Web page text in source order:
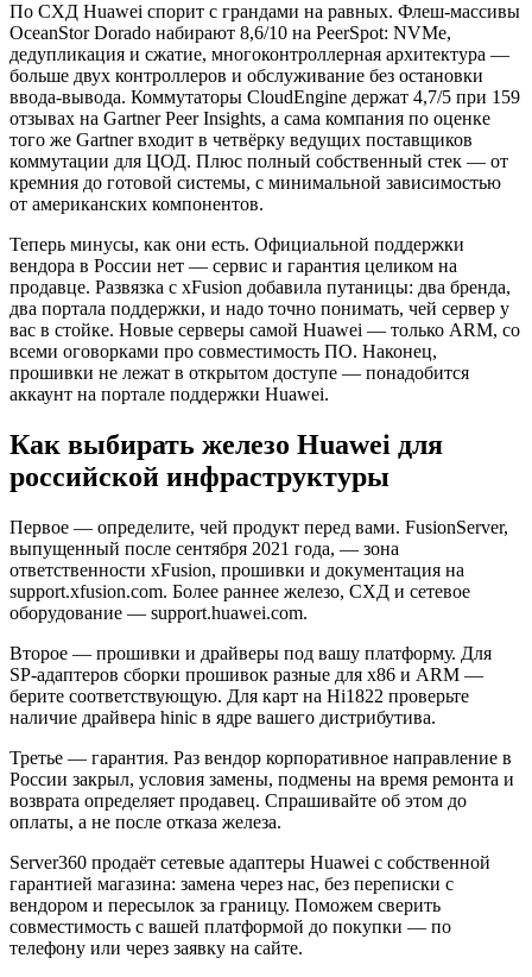
По СХД Huawei спорит с грандами на равных. Флеш-массивы
OceanStor Dorado набирают 8,6/10 на PeerSpot: NVMe,
дедупликация и сжатие, многоконтроллерная архитектура —
больше двух контроллеров и обслуживание без остановки
ввода-вывода. Коммутаторы CloudEngine держат 4,7/5 при 159
отзывах на Gartner Peer Insights, а сама компания по оценке
того же Gartner входит в четвёрку ведущих поставщиков
коммутации для ЦОД. Плюс полный собственный стек — от
кремния до готовой системы, с минимальной зависимостью
от американских компонентов.
Теперь минусы, как они есть. Официальной поддержки
вендора в России нет — сервис и гарантия целиком на
продавце. Развязка с xFusion добавила путаницы: два бренда,
два портала поддержки, и надо точно понимать, чей сервер у
вас в стойке. Новые серверы самой Huawei — только ARM, со
всеми оговорками про совместимость ПО. Наконец,
прошивки не лежат в открытом доступе — понадобится
аккаунт на портале поддержки Huawei.
Как выбирать железо Huawei для
российской инфраструктуры
Первое — определите, чей продукт перед вами. FusionServer,
выпущенный после сентября 2021 года, — зона
ответственности xFusion, прошивки и документация на
support.xfusion.com. Более раннее железо, СХД и сетевое
оборудование — support.huawei.com.
Второе — прошивки и драйверы под вашу платформу. Для
SP-адаптеров сборки прошивок разные для x86 и ARM —
берите соответствующую. Для карт на Hi1822 проверьте
наличие драйвера hinic в ядре вашего дистрибутива.
Третье — гарантия. Раз вендор корпоративное направление в
России закрыл, условия замены, подмены на время ремонта и
возврата определяет продавец. Спрашивайте об этом до
оплаты, а не после отказа железа.
Server360 продаёт сетевые адаптеры Huawei с собственной
гарантией магазина: замена через нас, без переписки с
вендором и пересылок за границу. Поможем сверить
совместимость с вашей платформой до покупки — по
телефону или через заявку на сайте.